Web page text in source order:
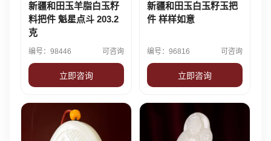
新疆和田玉羊脂白玉籽
料把件 魁星点斗 203.2
克
编号：98446 可咨询
立即咨询
新疆和田玉白玉籽玉把
件 样样如意
编号：96816 可咨询
立即咨询